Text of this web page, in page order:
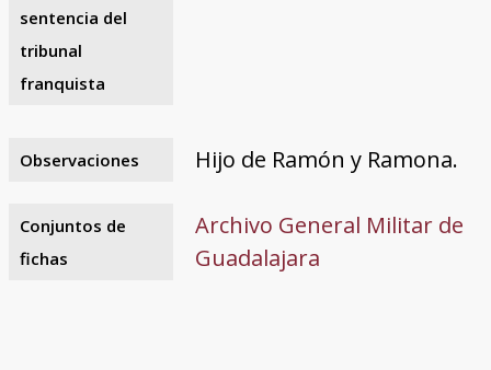
sentencia del
tribunal
franquista
Observaciones Hijo de Ramón y Ramona.
Conjuntos de
fichas
Archivo General Militar de
Guadalajara